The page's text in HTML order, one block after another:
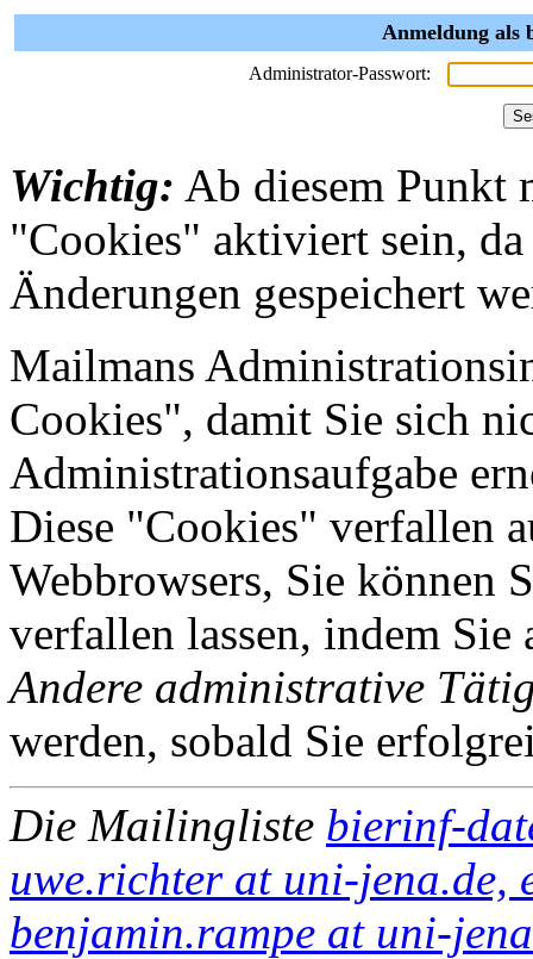
Anmeldung als
Administrator-Passwort:
Wichtig: Ab diesem Punkt
"Cookies" aktiviert sein,
Änderungen gespeichert
Mailmans
Cookies", damit Sie sich
Administrationsaufgabe
Diese "Cookies" verfallen
Webbrowsers, Sie können
verfallen lassen, indem
Andere administrative
werden, sobald Sie
Die Mailingliste bierinf-
uwe.richter at uni-jena.de,
benjamin.rampe at uni-